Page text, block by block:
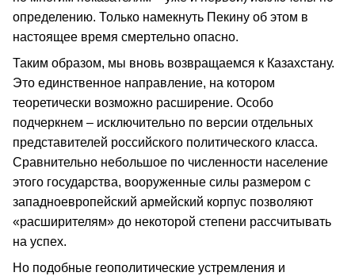
определению. Только намекнуть Пекину об этом в
настоящее время смертельно опасно.
Таким образом, мы вновь возвращаемся к Казахстану.
Это единственное направление, на котором
теоретически возможно расширение. Особо
подчеркнем – исключительно по версии отдельных
представителей российского политического класса.
Сравнительно небольшое по численности население
этого государства, вооруженные силы размером с
западноевропейский армейский корпус позволяют
«расширителям» до некоторой степени рассчитывать
на успех.
Но подобные геополитические устремления и